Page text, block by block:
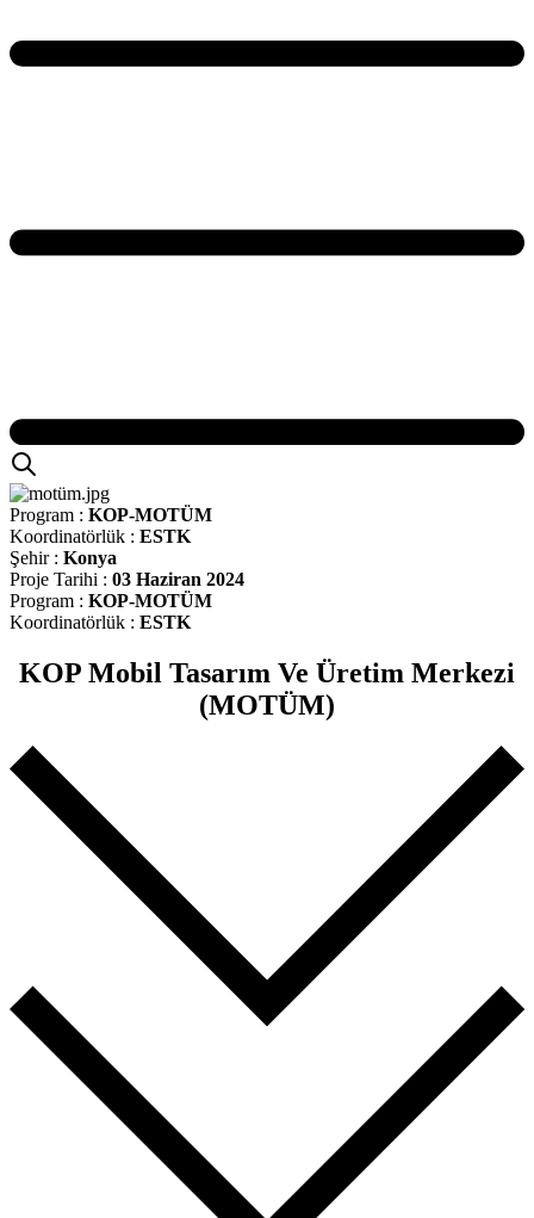
Program : KOP-MOTÜM
Koordinatörlük : ESTK
Şehir : Konya
Proje Tarihi : 03 Haziran 2024
Program : KOP-MOTÜM
Koordinatörlük : ESTK
KOP Mobil Tasarım Ve Üretim Merkezi
(MOTÜM)